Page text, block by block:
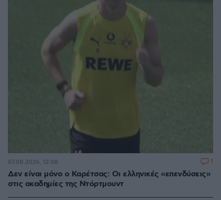
Δεν είναι μόνο ο Καρέτσας: Οι ελληνικές «επενδύσεις»
στις ακαδημίες της Ντόρτμουντ
07.08.2026, 12:08 1